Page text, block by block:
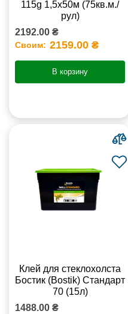
115g 1,5х50м (75кв.м./
рул)
2192.00 ₴
Своим: 2159.00 ₴
В корзину
Клей для стеклохолста
Бостик (Bostik) Стандарт
70 (15л)
1488.00 ₴